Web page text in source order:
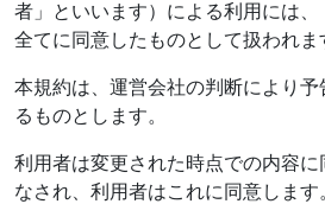
者」といいます）による利用には
全てに同意したものとして扱われま
本規約は、運営会社の判断により予
るものとします。
利用者は変更された時点での内容
なされ、利用者はこれに同意します